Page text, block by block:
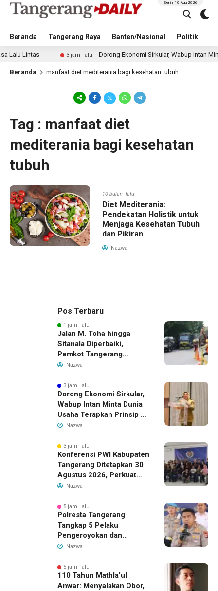
Beranda Tangerang Raya Banten/Nasional Politik
Senin, 10 Agu 2026
Lintas 3 jam lalu Dorong Ekonomi Sirkular, Wabup Intan Minta
Beranda manfaat diet mediterania bagi kesehatan tubuh
Tag : manfaat diet
mediterania bagi kesehatan
tubuh
10 bulan lalu
Diet Mediterania:
Pendekatan Holistik untuk
Menjaga Kesehatan Tubuh
dan Pikiran
Nazwa
Pos Terbaru
1 jam lalu
Jalan M. Toha hingga
Sitanala Diperbaiki,
Pemkot Tangerang
Siapkan Rekayasa Lalu
Nazwa
3 jam lalu
Dorong Ekonomi Sirkular,
Wabup Intan Minta Dunia
Usaha Terapkan Prinsip 3R
dalam Pengelolaan Limbah
Nazwa
3 jam lalu
Konferensi PWI Kabupaten
Tangerang Ditetapkan 30
Agustus 2026, Perkuat
Demokrasi dan Soliditas
Nazwa
5 jam lalu
Polresta Tangerang
Tangkap 5 Pelaku
Pengeroyokan dan
Kekerasan Seksual di
Nazwa
5 jam lalu
110 Tahun Mathla’ul
Anwar: Menyalakan Obor,